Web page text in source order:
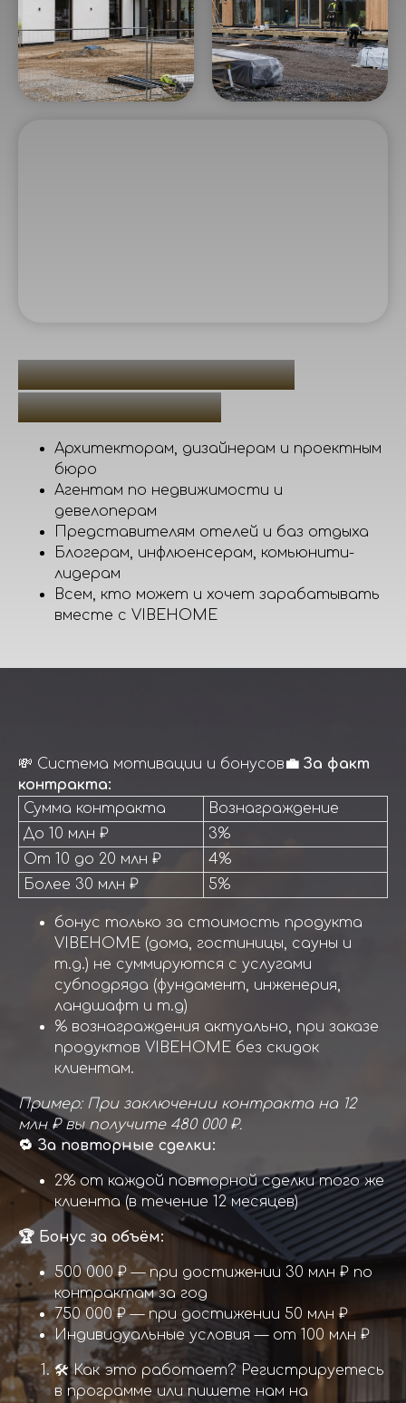
КОМУ ПОДОЙДЁТ
ПРОГРАММА?
Архитекторам, дизайнерам и проектным
бюро
Агентам по недвижимости и
девелоперам
Представителям отелей и баз отдыха
Блогерам, инфлюенсерам, комьюнити-
лидерам
Всем, кто может и хочет зарабатывать
вместе с VIBEHOME
💸 Система мотивации и бонусов💼 За факт
контракта:
Сумма контракта
Вознаграждение
До 10 млн ₽
3%
От 10 до 20 млн ₽
4%
Более 30 млн ₽
5%
бонус только за стоимость продукта
VIBEHOME (дома, гостиницы, сауны и
т.д.) не суммируются с услугами
субподряда (фундамент, инженерия,
ландшафт и т.д)
% вознаграждения актуально, при заказе
продуктов VIBEHOME без скидок
клиентам.
Пример: При заключении контракта на 12
млн ₽ вы получите 480 000 ₽.
🔁 За повторные сделки:
2% от каждой повторной сделки того же
клиента (в течение 12 месяцев)
🏆 Бонус за объём:
500 000 ₽ — при достижении 30 млн ₽ по
контрактам за год
750 000 ₽ — при достижении 50 млн ₽
Индивидуальные условия — от 100 млн ₽
🛠️ Как это работает? Регистрируетесь
в программе или пишете нам на